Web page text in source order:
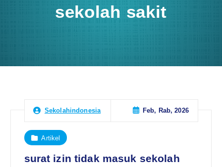
sekolah sakit
Sekolahindonesia Feb, Rab, 2026
Artikel
surat izin tidak masuk sekolah